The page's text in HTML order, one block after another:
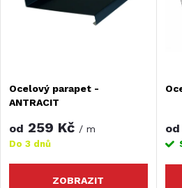
p
r
o
s
p
r
Ocelový parapet -
ANTRACIT
od 259 Kč / m
Do 3 dnů
ZOBRAZIT
od